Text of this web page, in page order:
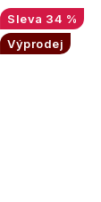
34 %
Výprodej